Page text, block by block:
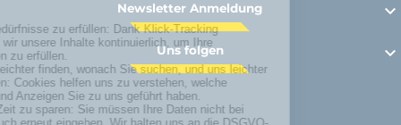
Newsletter Anmeldung 
Uns folgen 